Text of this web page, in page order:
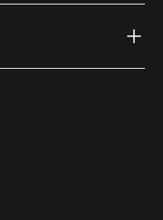
link)
(external link)
(external